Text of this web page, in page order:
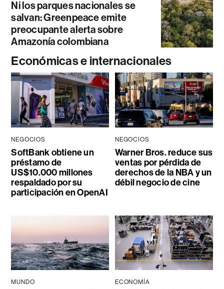
Ni los parques nacionales se
salvan: Greenpeace emite
preocupante alerta sobre
Amazonía colombiana
Económicas e internacionales
NEGOCIOS
SoftBank obtiene un
préstamo de
US$10.000 millones
respaldado por su
participación en OpenAI
NEGOCIOS
Warner Bros. reduce sus
ventas por pérdida de
derechos de la NBA y un
débil negocio de cine
MUNDO ECONOMÍA